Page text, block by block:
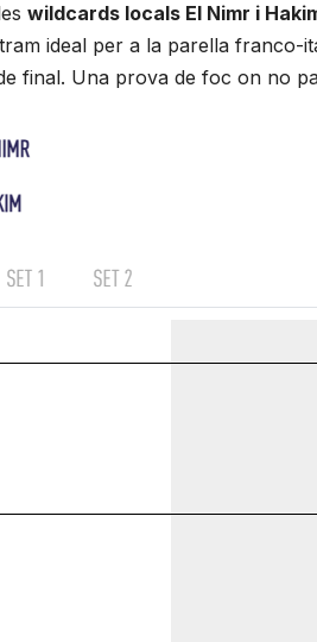
wildcards locals El Nimr i
ideal per a la parella franco-
final. Una prova de foc on no